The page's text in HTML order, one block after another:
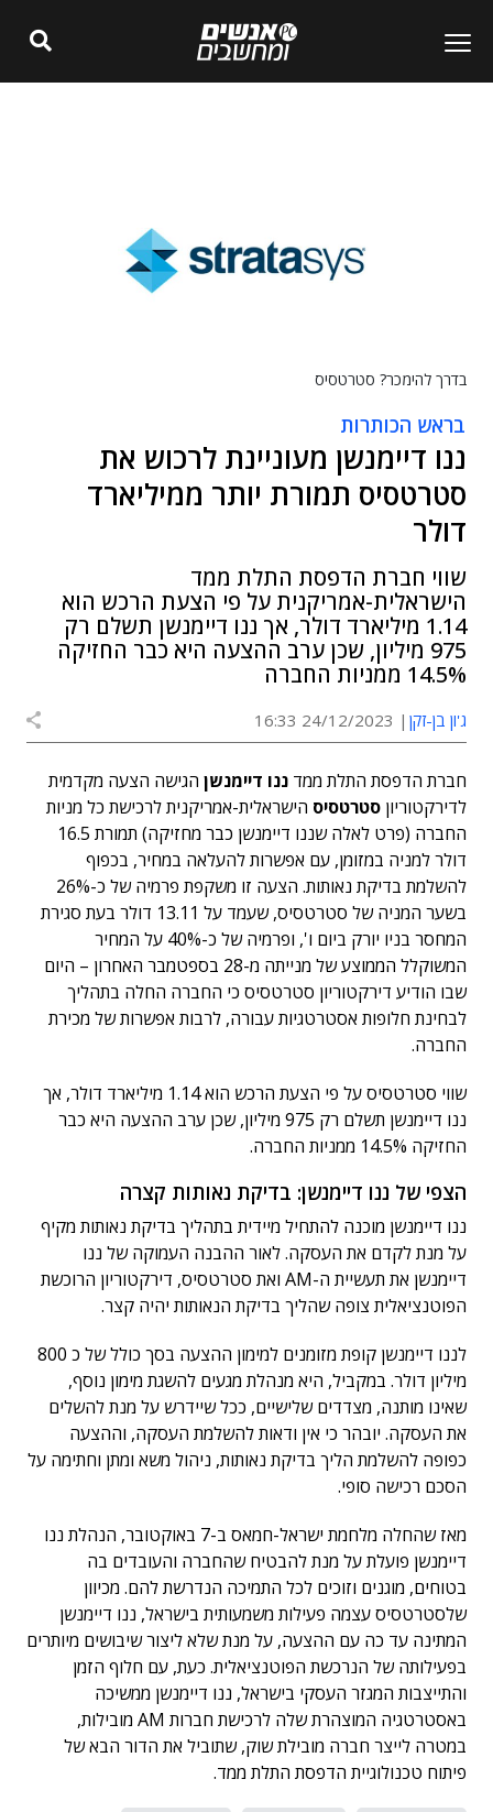
בדרך להימכר? סטרטסיס
בראש הכותרות
ננו דיימנשן מעוניינת לרכוש את
סטרטסיס תמורת יותר ממיליארד
דולר
שווי חברת הדפסת התלת ממד
הישראלית-אמריקנית על פי הצעת הרכש הוא
1.14 מיליארד דולר, אך ננו דיימנשן תשלם רק
975 מיליון, שכן ערב ההצעה היא כבר החזיקה
14.5% ממניות החברה
ג'ון בן-זקן 24/12/2023 16:33
חברת הדפסת התלת ממד ננו דיימנשן הגישה הצעה מקדמית
לדירקטוריון סטרטסיס הישראלית-אמריקנית לרכישת כל מניות
החברה (פרט לאלה שננו דיימנשן כבר מחזיקה) תמורת 16.5
דולר למניה במזומן, עם אפשרות להעלאה במחיר, בכפוף
להשלמת בדיקת נאותות. הצעה זו משקפת פרמיה של כ-26%
בשער המניה של סטרטסיס, שעמד על 13.11 דולר בעת סגירת
המחסר בניו יורק ביום ו', ופרמיה של כ-40% על המחיר
המשוקלל הממוצע של מנייתה מ-28 בספטמבר האחרון – היום
שבו הודיע דירקטוריון סטרטסיס כי החברה החלה בתהליך
לבחינת חלופות אסטרטגיות עבורה, לרבות אפשרות של מכירת
החברה.
שווי סטרטסיס על פי הצעת הרכש הוא 1.14 מיליארד דולר, אך
ננו דיימנשן תשלם רק 975 מיליון, שכן ערב ההצעה היא כבר
החזיקה 14.5% ממניות החברה.
הצפי של ננו דיימנשן: בדיקת נאותות קצרה
ננו דיימנשן מוכנה להתחיל מיידית בתהליך בדיקת נאותות מקיף
על מנת לקדם את העסקה. לאור ההבנה העמוקה של ננו
דיימנשן את תעשיית ה-AM ואת סטרטסיס, דירקטוריון הרוכשת
הפוטנציאלית צופה שהליך בדיקת הנאותות יהיה קצר.
לננו דיימנשן קופת מזומנים למימון ההצעה בסך כולל של כ 800
מיליון דולר. במקביל, היא מנהלת מגעים להשגת מימון נוסף,
שאינו מותנה, מצדדים שלישיים, ככל שיידרש על מנת להשלים
את העסקה. יובהר כי אין ודאות להשלמת העסקה, וההצעה
כפופה להשלמת הליך בדיקת נאותות, ניהול משא ומתן וחתימה על
הסכם רכישה סופי.
מאז שהחלה מלחמת ישראל-חמאס ב-7 באוקטובר, הנהלת ננו
דיימנשן פועלת על מנת להבטיח שהחברה והעובדים בה
בטוחים, מוגנים וזוכים לכל התמיכה הנדרשת להם. מכיוון
שלסטרטסיס עצמה פעילות משמעותית בישראל, ננו דיימנשן
המתינה עד כה עם ההצעה, על מנת שלא ליצור שיבושים מיותרים
בפעילותה של הנרכשת הפוטנציאלית. כעת, עם חלוף הזמן
והתייצבות המגזר העסקי בישראל, ננו דיימנשן ממשיכה
באסטרטגיה המוצהרת שלה לרכישת חברות AM מובילות,
במטרה לייצר חברה מובילת שוק, שתוביל את הדור הבא של
פיתוח טכנולוגיית הדפסת התלת ממד.